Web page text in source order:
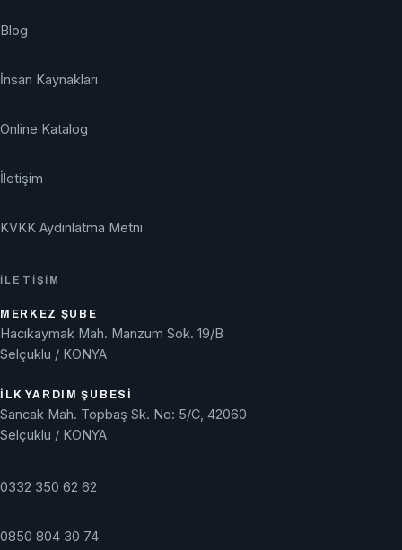
Blog
İnsan Kaynakları
Online Katalog
İletişim
KVKK Aydınlatma Metni
İLETIŞIM
MERKEZ ŞUBE
Hacıkaymak Mah. Manzum Sok. 19/B
Selçuklu / KONYA
İLK YARDIM ŞUBESI
Sancak Mah. Topbaş Sk. No: 5/C, 42060
Selçuklu / KONYA
0332 350 62 62
0850 804 30 74